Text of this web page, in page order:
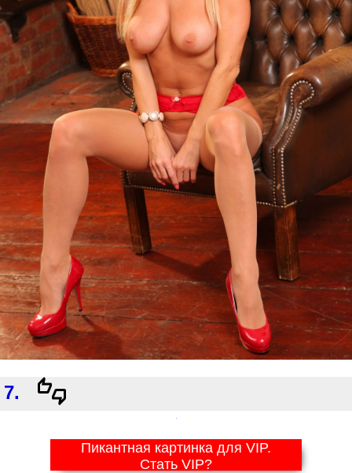
7.
Пикантная картинка для VIP.
Стать VIP?